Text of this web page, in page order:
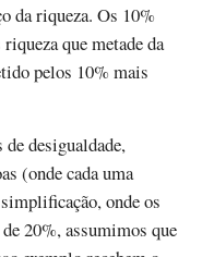
da riqueza. Os 10%
que metade da
pelos 10% mais
desigualdade,
(onde cada uma
onde os
20%, assumimos que